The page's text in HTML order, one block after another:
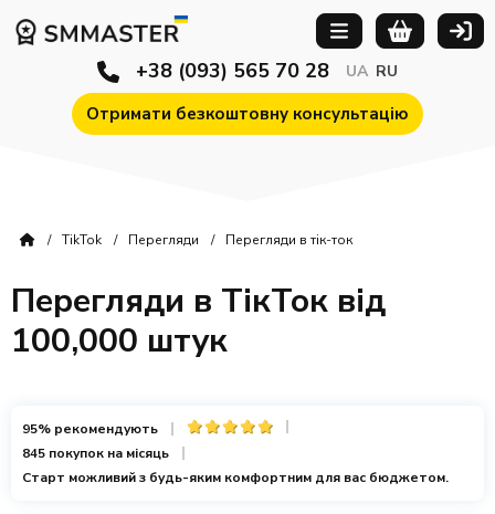
Отримати безкоштовну консультацію
+38 (093) 565 70 28 UA RU
TikTok Перегляди Перегляди в тік-ток
Перегляди в ТікТок від
100,000 штук
95% рекомендують
845 покупок на місяць
Старт можливий з будь-яким комфортним для вас бюджетом.